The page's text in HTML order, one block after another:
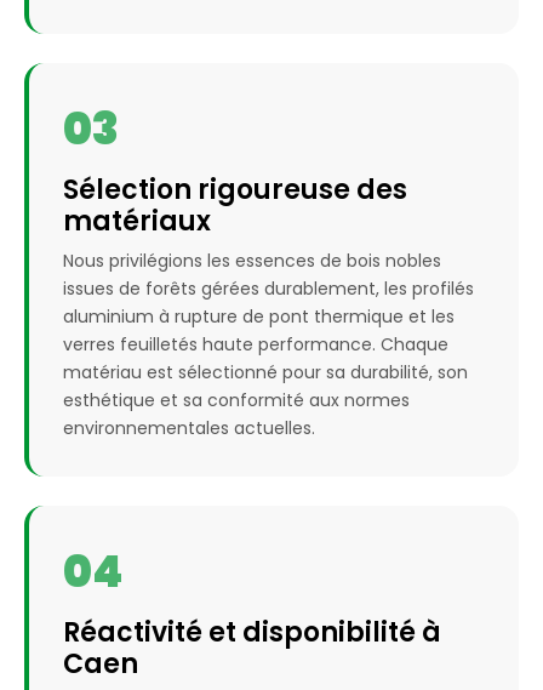
03
Sélection rigoureuse des
matériaux
Nous privilégions les essences de bois nobles
issues de forêts gérées durablement, les profilés
aluminium à rupture de pont thermique et les
verres feuilletés haute performance. Chaque
matériau est sélectionné pour sa durabilité, son
esthétique et sa conformité aux normes
environnementales actuelles.
04
Réactivité et disponibilité à
Caen